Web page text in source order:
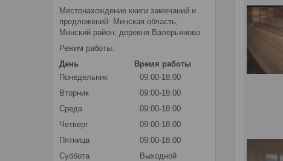
Местонахождение книги замечаний и
предложений: Минская область,
Минский район, деревня Валерьяново
Режим работы:
День
Время работы
Понедельник
09:00-18:00
Вторник
09:00-18:00
Среда
09:00-18:00
Четверг
09:00-18:00
Пятница
09:00-18:00
Суббота
Выходной